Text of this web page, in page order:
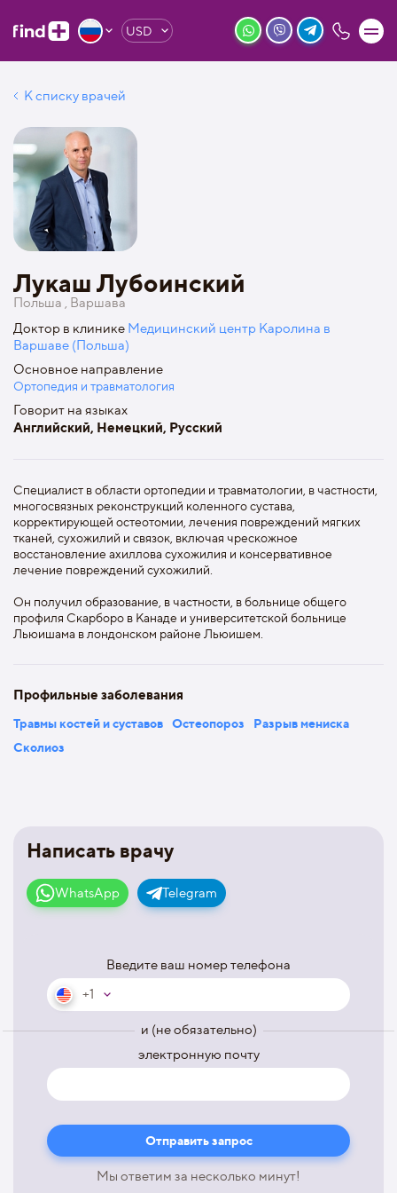
USD
К списку врачей
Написать врачу
WhatsApp Telegram
Введите ваш номер телефона
+1
и (не обязательно)
электронную почту
Мы ответим за несколько минут!
Лукаш Лубоинский
Польша , Варшава
Доктор в клинике Медицинский центр Каролина в
Варшаве (Польша)
Основное направление
Ортопедия и травматология
Говорит на языках
Английский, Немецкий, Русский
Специалист в области ортопедии и травматологии, в частности,
многосвязных реконструкций коленного сустава,
корректирующей остеотомии, лечения повреждений мягких
тканей, сухожилий и связок, включая чрескожное
восстановление ахиллова сухожилия и консервативное
лечение повреждений сухожилий.
Он получил образование, в частности, в больнице общего
профиля Скарборо в Канаде и университетской больнице
Льюишама в лондонском районе Льюишем.
Профильные заболевания
Травмы костей и суставов Остеопороз
Разрыв мениска
Сколиоз